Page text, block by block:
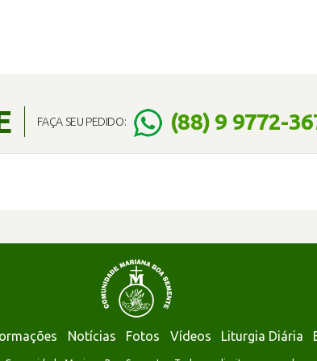
FAÇA SEU PEDIDO: (88) 9 9772-
Notícias Fotos Vídeos Liturgia Diária